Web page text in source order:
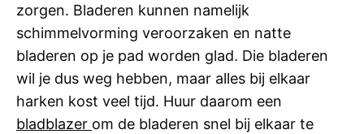
zorgen. Bladeren kunnen namelijk
schimmelvorming veroorzaken en natte
bladeren op je pad worden glad. Die bladeren
wil je dus weg hebben, maar alles bij elkaar
harken kost veel tijd. Huur daarom een
bladblazer om de bladeren snel bij elkaar te